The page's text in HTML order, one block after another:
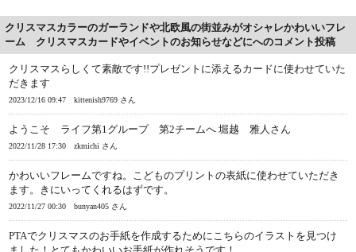
クリスマスカラーのガーランドや北欧風の街並みがオシャレかわいいフレ
ーム クリスマスカードやイベントのお知らせなどにへのコメント投稿
クリスマスらしくて素敵です!!プレゼントに添えるカードに使わせていた
だきます
2023/12/16 09:47 kittenish9769 さん
ようこそ ライフ第1グループ 第2チームへ 堀越 雅人さん
2022/11/28 17:30 zkmichi さん
かわいいフレームですね。こどものプリントの表紙に使わせていただき
ます。きにいってくれるはずです。
2022/11/27 00:30 bunyan405 さん
PTAでクリスマスのお手紙を作成するためにこちらのイラストを見つけ